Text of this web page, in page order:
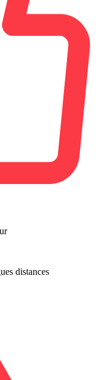
distances